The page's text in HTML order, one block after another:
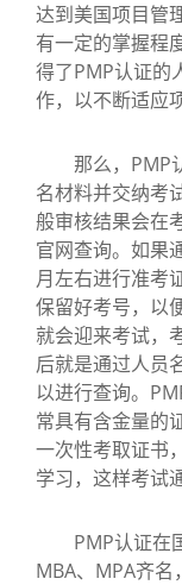
达到美国项目管
有一定的掌握程
得了PMP认证的
作，以不断适应
那么，PMP认
名材料并交纳考
般审核结果会在
官网查询。如果
月左右进行准考
保留好考号，以
就会迎来考试，
后就是通过人员
以进行查询。
常具有含金量的
一次性考取证书
学习，这样考试
PMP认证在国
MBA、MPA齐名